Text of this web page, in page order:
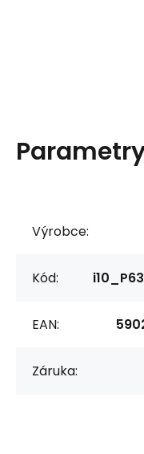
Výrobce:
Kód:
EAN:
Záruka: